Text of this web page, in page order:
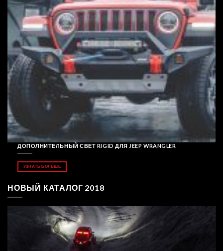
ДОПОЛНИТЕЛЬНЫЙ СВЕТ RIGID ДЛЯ JEEP WRANGLER
УЗНАТЬ БОЛЬШЕ
НОВЫЙ КАТАЛОГ 2018